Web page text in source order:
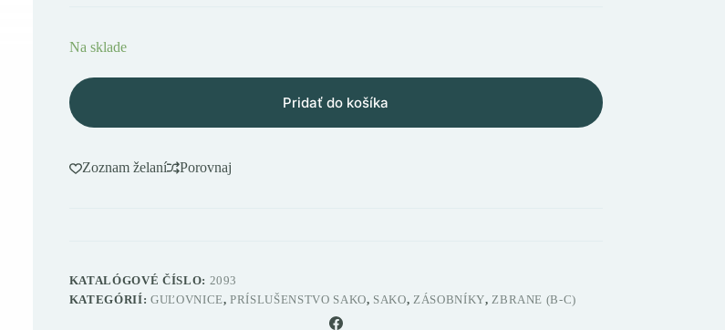
Na sklade
Pridať do košíka
Zoznam želaní Porovnaj
KATALÓGOVÉ ČÍSLO: 2093
KATEGÓRIÍ: GUĽOVNICE,PRÍSLUŠENSTVO SAKO, SAKO, ZÁSOBNÍKY, ZBRANE (B-C)